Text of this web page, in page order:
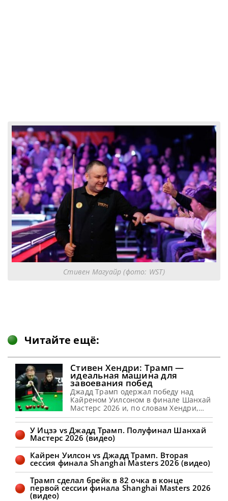
Стивен Магуайр (фото: WST)
Читайте ещё:
Стивен Хендри: Трамп —
идеальная машина для
завоевания побед
Джадд Трамп одержал победу над
Кайреном Уилсоном в финале Шанхай
Мастерс 2026 и, по словам Хендри,
просто создан для успеха в снукере,
сообщает WST Стивен Хендри
полагает, что Джадд Трамп способен
вновь обрести свою лучшую форму в
текущем сезоне. Эти размышления он
высказал в недавнем выпуске
подкаста Snooker Club, касаясь
прошедшего турнира Shanghai
Masters. По
У Ицзэ vs Джадд Трамп. Полуфинал Шанхай
Мастерс 2026 (видео)
Кайрен Уилсон vs Джадд Трамп. Вторая
сессия финала Shanghai Masters 2026 (видео)
Трамп сделал брейк в 82 очка в конце
первой сессии финала Shanghai Masters 2026
(видео)